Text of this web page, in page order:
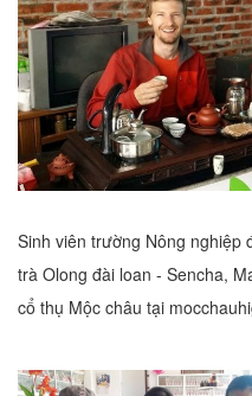
Sinh viên trường Nông nghiệp
trà Olong đài loan - Sencha,
cổ thụ Mộc châu tại